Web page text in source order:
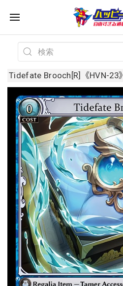
Tidefate Brooch[R]《HVN-23》